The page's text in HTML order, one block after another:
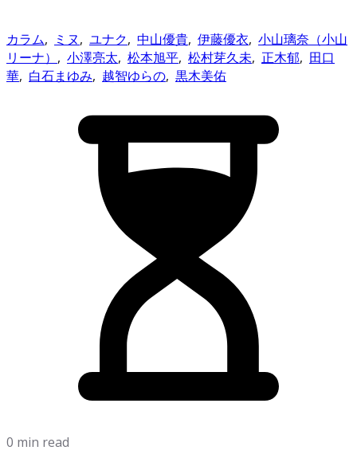
カラム, ミヌ, ユナク, 中山優貴, 伊藤優衣, 小山璃奈（小山
リーナ） , 小澤亮太, 松本旭平, 松村芽久未, 正木郁, 田口
華, 白石まゆみ, 越智ゆらの, 黒木美佑
0 min read